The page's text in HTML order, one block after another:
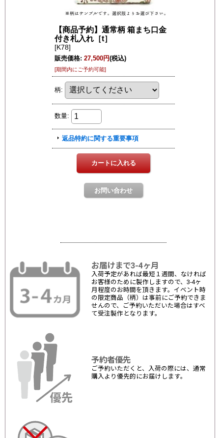
お届けまで3-4ヶ月
入荷予定があれば最短１週間、なければ
お客様のために製作しますので、3-4ヶ
月程度のお時間を頂きます。イベント時
の限定商品（柄）は事前にご予約できま
せんので、ご予約いただいた場合はすべ
て受注製作となります。
予約者優先
ご予約いただくと、入荷の際には、通常
購入より優先的にお届けします。